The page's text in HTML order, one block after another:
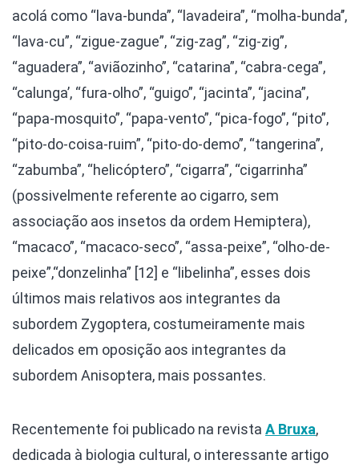
acolá como “lava-bunda”, “lavadeira”, “molha-bunda’’,
“lava-cu”, “zigue-zague”, “zig-zag”, “zig-zig”,
“aguadera”, “aviãozinho”, “catarina”, “cabra-cega”,
“calunga’, “fura-olho”, “guigo”, “jacinta”, “jacina”,
“papa-mosquito”, “papa-vento”, “pica-fogo”, “pito”,
“pito-do-coisa-ruim”, “pito-do-demo”, “tangerina”,
“zabumba”, “helicóptero”, “cigarra”, “cigarrinha”
(possivelmente referente ao cigarro, sem
associação aos insetos da ordem Hemiptera),
“macaco”, “macaco-seco”, “assa-peixe”, “olho-de-
peixe”,“donzelinha” [12] e “libelinha”, esses dois
últimos mais relativos aos integrantes da
subordem Zygoptera, costumeiramente mais
delicados em oposição aos integrantes da
subordem Anisoptera, mais possantes.
Recentemente foi publicado na revista A Bruxa,
dedicada à biologia cultural, o interessante artigo